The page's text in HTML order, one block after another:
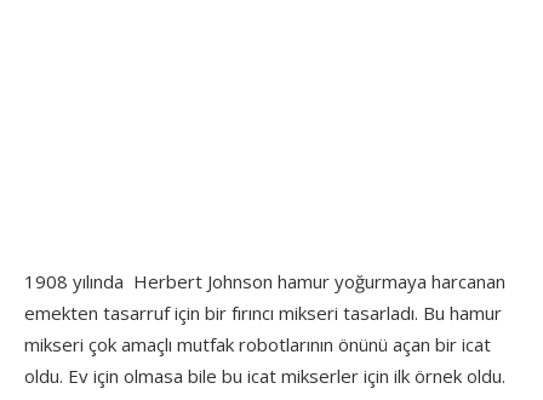
1908 yılında Herbert Johnson hamur yoğurmaya harcanan
emekten tasarruf için bir fırıncı mikseri tasarladı. Bu hamur
mikseri çok amaçlı mutfak robotlarının önünü açan bir icat
oldu. Ev için olmasa bile bu icat mikserler için ilk örnek oldu.